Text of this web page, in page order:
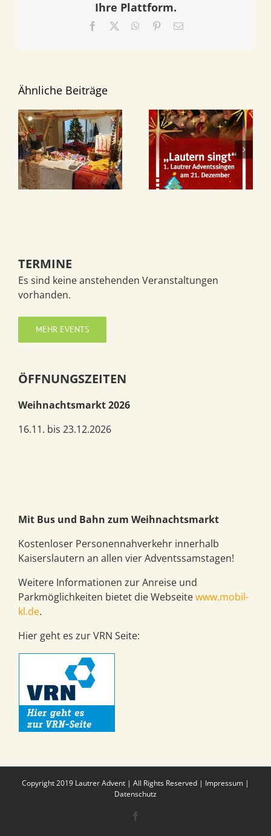
Ihre Plattform.
Facebook WhatsApp
Pinterest
E-
Ähnliche Beiträge
TERMINE
Es sind keine anstehenden Veranstaltungen
vorhanden.
MEHR EVENTS
ÖFFNUNGSZEITEN
Weihnachtsmarkt 2026
16.11. bis 23.12.2026
Mit Bus und Bahn zum Weihnachtsmarkt
Kostenloser Personennahverkehr innerhalb
Kaiserslautern an allen vier Adventssamstagen!
Weitere Informationen zur Anreise und
Parkmöglichkeiten bietet die Webseitewww.mobil-
kl.de.
Hier geht es zur VRN Seite:
Copyright 2019 Lautrer Advent | All Rights Reserved | Impressum |
Datenschutz